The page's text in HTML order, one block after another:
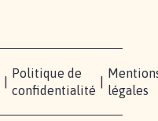
Politique de
confidentialité
légales